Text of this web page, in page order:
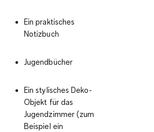
Ein praktisches
Notizbuch
Jugendbücher
Ein stylisches Deko-
Objekt für das
Jugendzimmer (zum
Beispiel ein